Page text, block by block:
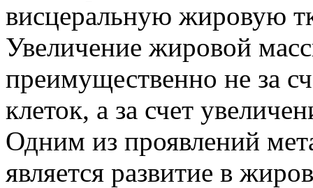
висцеральную жировую
Увеличение жировой
преимущественно не за
клеток, а за счет
Одним из проявлений
является развитие в